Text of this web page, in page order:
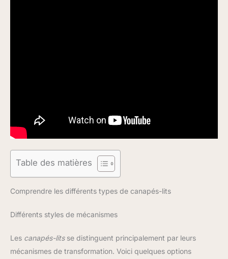
Table des matières
Comprendre les différents types de canapés-lits
Différents styles de mécanismes
Les canapés-litsse distinguent principalement par leurs
mécanismes de transformation. Voici quelques options